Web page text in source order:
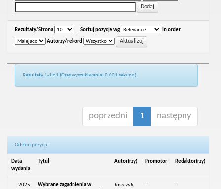
Rezultaty/Strona Sortuj pozycje wg In order
Autorzy/rekord
Rezultaty 1-1 z 1 (Czas wyszukiwania: 0.001 sekund).
poprzedni 1 następny
Odsłon pozycji:
Data
wydania
Tytuł Autor(rzy) Promotor Redaktor(rzy)
2025
Wybrane zagadnienia w
Juszczak,
- -